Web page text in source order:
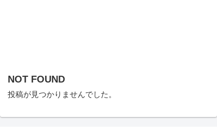
NOT FOUND
投稿が見つかりませんでした。